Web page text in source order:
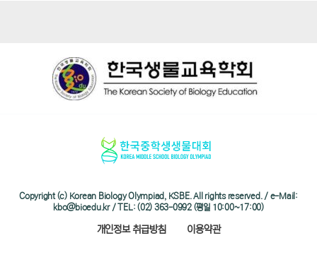
Copyright (c) Korean Biology Olympiad, KSBE. All rights reserved. / e-Mail:
kbo@bioedu.kr / TEL: (02) 363-0992 (평일 10:00~17:00)
개인정보 취급방침 이용약관